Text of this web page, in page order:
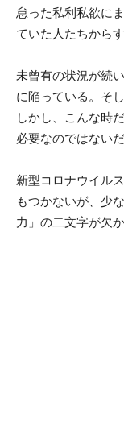
怠った私利私欲に
ていた人たちから
未曾有の状況が続
に陥っている。そ
しかし、こんな時
必要なのではないだ
新型コロナウイル
もつかないが、少
力」の二文字が欠